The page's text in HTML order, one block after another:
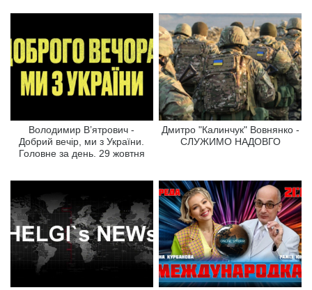
Володимир В’ятрович -
Добрий вечір, ми з України.
Головне за день. 29 жовтня
Дмитро "Калинчук" Вовнянко -
СЛУЖИМО НАДОВГО